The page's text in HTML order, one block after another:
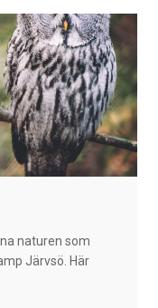
naturen som
Järvsö. Här